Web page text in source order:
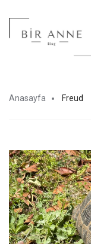
Anasayfa Freud